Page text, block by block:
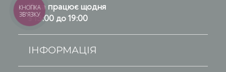
Каса працює щодня
з 13:00 до 19:00
ІНФОРМАЦІЯ
КНОПКА
ЗВ'ЯЗКУ